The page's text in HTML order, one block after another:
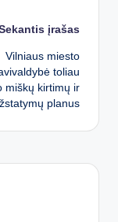
įrašas
Vilniaus miesto
toliau
miškų kirtimų ir
planus